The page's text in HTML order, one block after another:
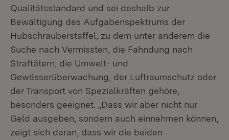
Qualitätsstandard und sei deshalb zur
Bewältigung des Aufgabenspektrums der
Hubschrauberstaffel, zu dem unter anderem die
Suche nach Vermissten, die Fahndung nach
Straftätern, die Umwelt- und
Gewässerüberwachung, der Luftraumschutz oder
der Transport von Spezialkräften gehöre,
besonders geeignet. „Dass wir aber nicht nur
Geld ausgeben, sondern auch einnehmen können,
zeigt sich daran, dass wir die beiden